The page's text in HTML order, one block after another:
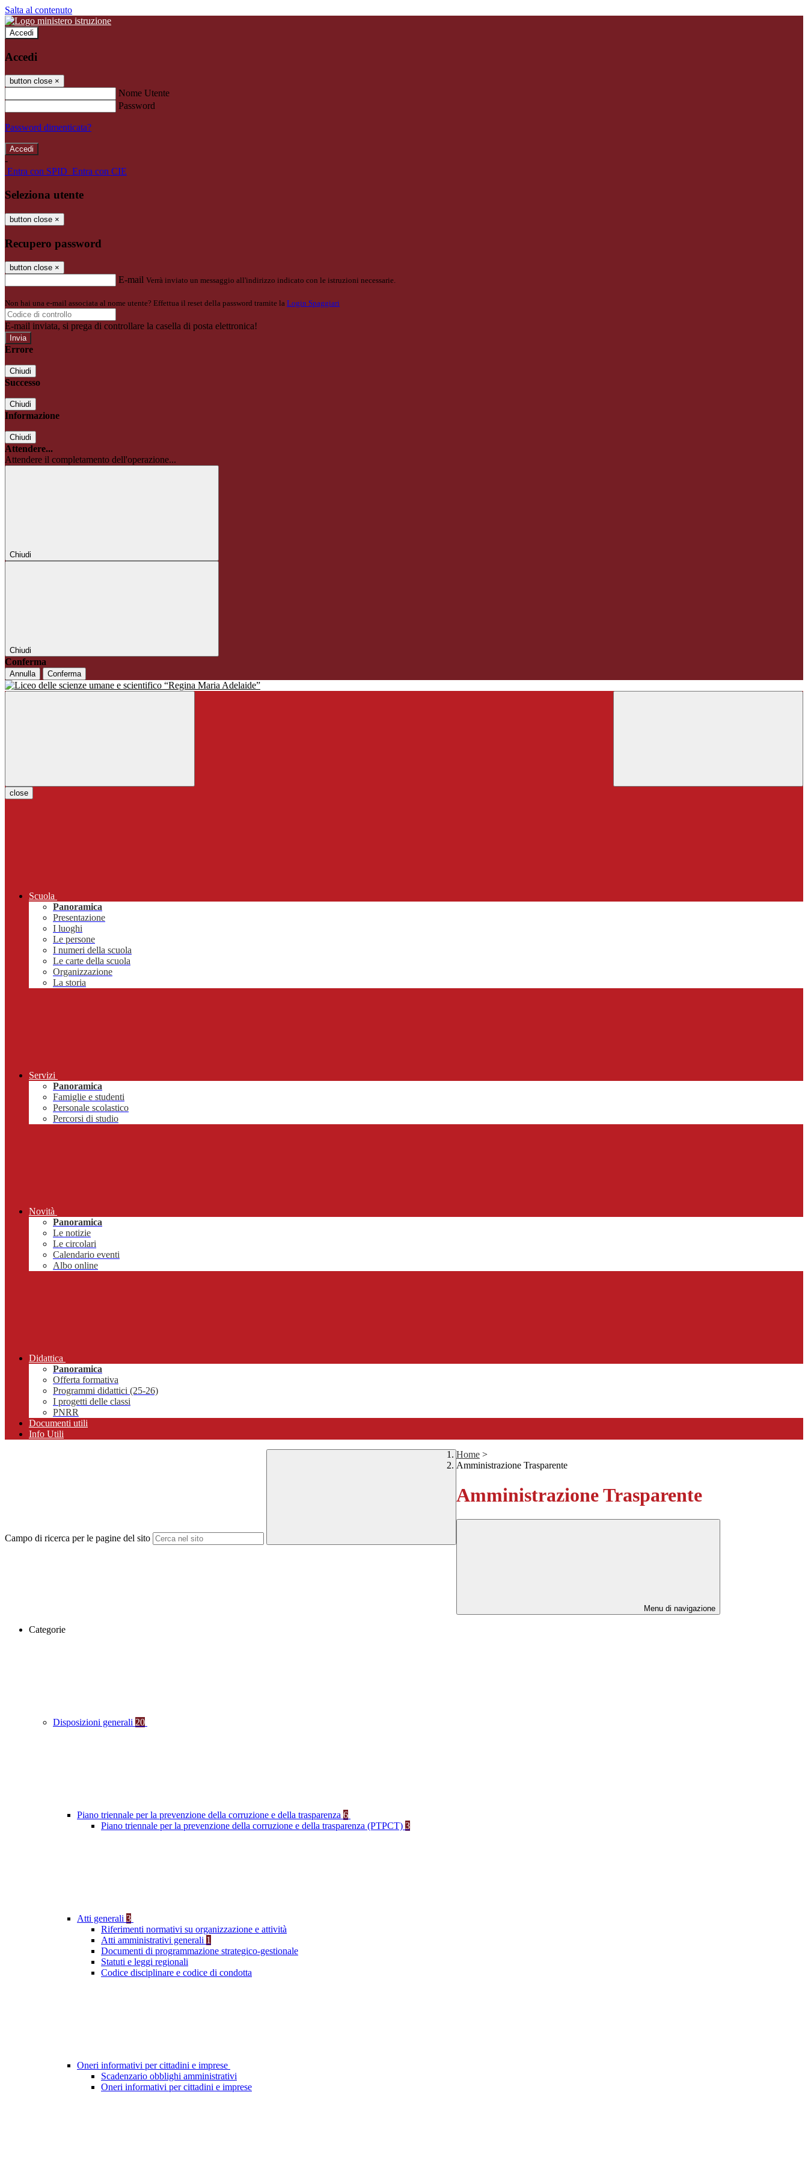
Salta al contenuto
Accedi
Accedi
button close ×
Nome Utente
Password
Password dimenticata?
-
Entra con SPID Entra con CIE
Seleziona utente
button close ×
Recupero password
button close ×
E-mail Verrà inviato un messaggio all'indirizzo indicato con le istruzioni necessarie.
Non hai una e-mail associata al nome utente? Effettua il reset della password tramite la Login Spaggiari
E-mail inviata, si prega di controllare la casella di posta elettronica!
Errore
Chiudi
Successo
Chiudi
Informazione
Chiudi
Attendere...
Attendere il completamento dell'operazione...
Chiudi
Chiudi
Conferma
Annulla Conferma
close
Scuola
Panoramica
Presentazione
I luoghi
Le persone
I numeri della scuola
Le carte della scuola
Organizzazione
La storia
Servizi
Panoramica
Famiglie e studenti
Personale scolastico
Percorsi di studio
Novità
Panoramica
Le notizie
Le circolari
Calendario eventi
Albo online
Didattica
Panoramica
Offerta formativa
Programmi didattici (25-26)
I progetti delle classi
PNRR
Documenti utili
Info Utili
Campo di ricerca per le pagine del sito
Home >
Amministrazione Trasparente
Amministrazione Trasparente
Menu di navigazione
Categorie
Disposizioni generali 20
Piano triennale per la prevenzione della corruzione e della trasparenza 6
Piano triennale per la prevenzione della corruzione e della trasparenza (PTPCT) 3
Atti generali 3
Riferimenti normativi su organizzazione e attività
Atti amministrativi generali 1
Documenti di programmazione strategico-gestionale
Statuti e leggi regionali
Codice disciplinare e codice di condotta
Oneri informativi per cittadini e imprese
Scadenzario obblighi amministrativi
Oneri informativi per cittadini e imprese